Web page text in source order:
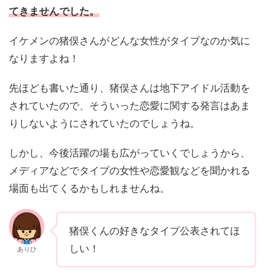
てきませんでした。
イケメンの猪俣さんがどんな女性がタイプなのか気に
なりますよね！
先ほども書いた通り、猪俣さんは地下アイドル活動を
されていたので、そういった恋愛に関する発言はあま
りしないようにされていたのでしょうね。
しかし、今後活躍の場も広がっていくでしょうから、
メディアなどでタイプの女性や恋愛観などを聞かれる
場面も出てくるかもしれませんね。
ありひ
猪俣くんの好きなタイプ公表されてほ
しい！